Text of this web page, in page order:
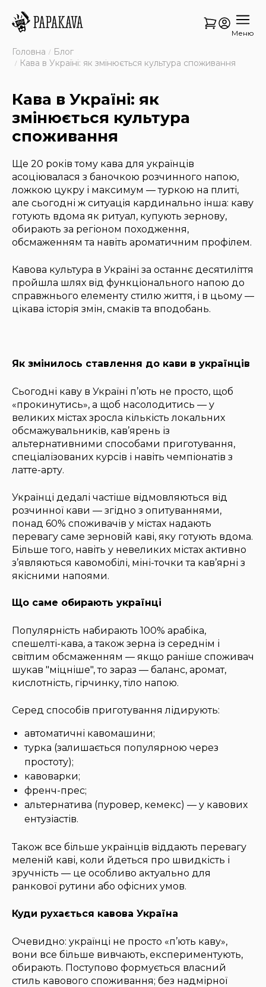
Меню
Головна
Блог
Кава в Україні: як змінюється культура споживання
Кава в Україні: як
змінюється культура
споживання
Ще 20 років тому кава для українців
асоціювалася з баночкою розчинного напою,
ложкою цукру і максимум — туркою на плиті,
але сьогодні ж ситуація кардинально інша: каву
готують вдома як ритуал, купують зернову,
обирають за регіоном походження,
обсмаженням та навіть ароматичним профілем.
Кавова культура в Україні за останнє десятиліття
пройшла шлях від функціонального напою до
справжнього елементу стилю життя, і в цьому —
цікава історія змін, смаків та вподобань.
Як змінилось ставлення до кави в українців
Сьогодні каву в Україні п’ють не просто, щоб
«прокинутись», а щоб насолодитись — у
великих містах зросла кількість локальних
обсмажувальників, кав’ярень із
альтернативними способами приготування,
спеціалізованих курсів і навіть чемпіонатів з
латте-арту.
Українці дедалі частіше відмовляються від
розчинної кави — згідно з опитуваннями,
понад 60% споживачів у містах надають
перевагу саме зерновій каві, яку готують вдома.
Більше того, навіть у невеликих містах активно
з’являються кавомобілі, міні-точки та кав’ярні з
якісними напоями.
Що саме обирають українці
Популярність набирають 100% арабіка,
спешелті-кава, а також зерна із середнім і
світлим обсмаженням — якщо раніше споживач
шукав "міцніше", то зараз — баланс, аромат,
кислотність, гірчинку, тіло напою.
Серед способів приготування лідирують:
автоматичні кавомашини;
турка (залишається популярною через
простоту);
кавоварки;
френч-прес;
альтернатива (пуровер, кемекс) — у кавових
ентузіастів.
Також все більше українців віддають перевагу
меленій каві, коли йдеться про швидкість і
зручність — це особливо актуально для
ранкової рутини або офісних умов.
Куди рухається кавова Україна
Очевидно: українці не просто «п’ють каву»,
вони все більше вивчають, експериментують,
обирають. Поступово формується власний
стиль кавового споживання; без надмірної